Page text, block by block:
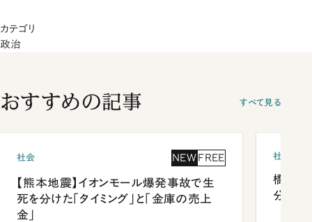
カテゴリ
政治
おすすめの記事 すべて見る
社会 NEW FREE
【熊本地震】イオンモール爆発事故で生
死を分けた「タイミング」と「金庫の売上
金」
社会
橋本愛
分 佐